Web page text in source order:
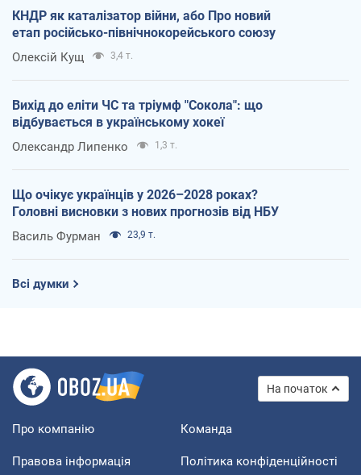
КНДР як каталізатор війни, або Про новий
етап російсько-північнокорейського союзу
Олексій Кущ 3,4 т.
Вихід до еліти ЧС та тріумф "Сокола": що
відбувається в українському хокеї
Олександр Липенко 1,3 т.
Що очікує українців у 2026–2028 роках?
Головні висновки з нових прогнозів від НБУ
Василь Фурман 23,9 т.
Всі думки
На початок
Про компанію Команда
Правова інформація Політика конфіденційності